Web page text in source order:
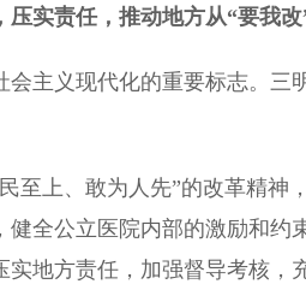
实责任，推动地方从“要我
义现代化的重要标志。三
上、敢为人先”的改革精神
全公立医院内部的激励和约
地方责任，加强督导考核，